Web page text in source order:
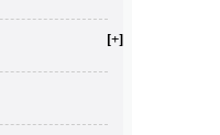
[+]